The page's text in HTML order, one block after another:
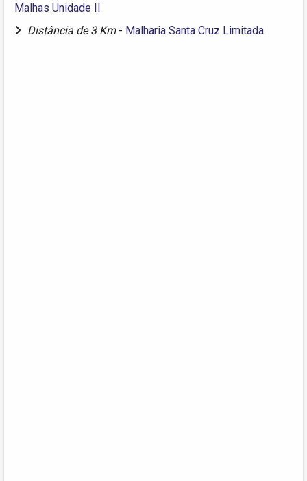
Malhas Unidade II
Distância de 3 Km - Malharia Santa Cruz Limitada